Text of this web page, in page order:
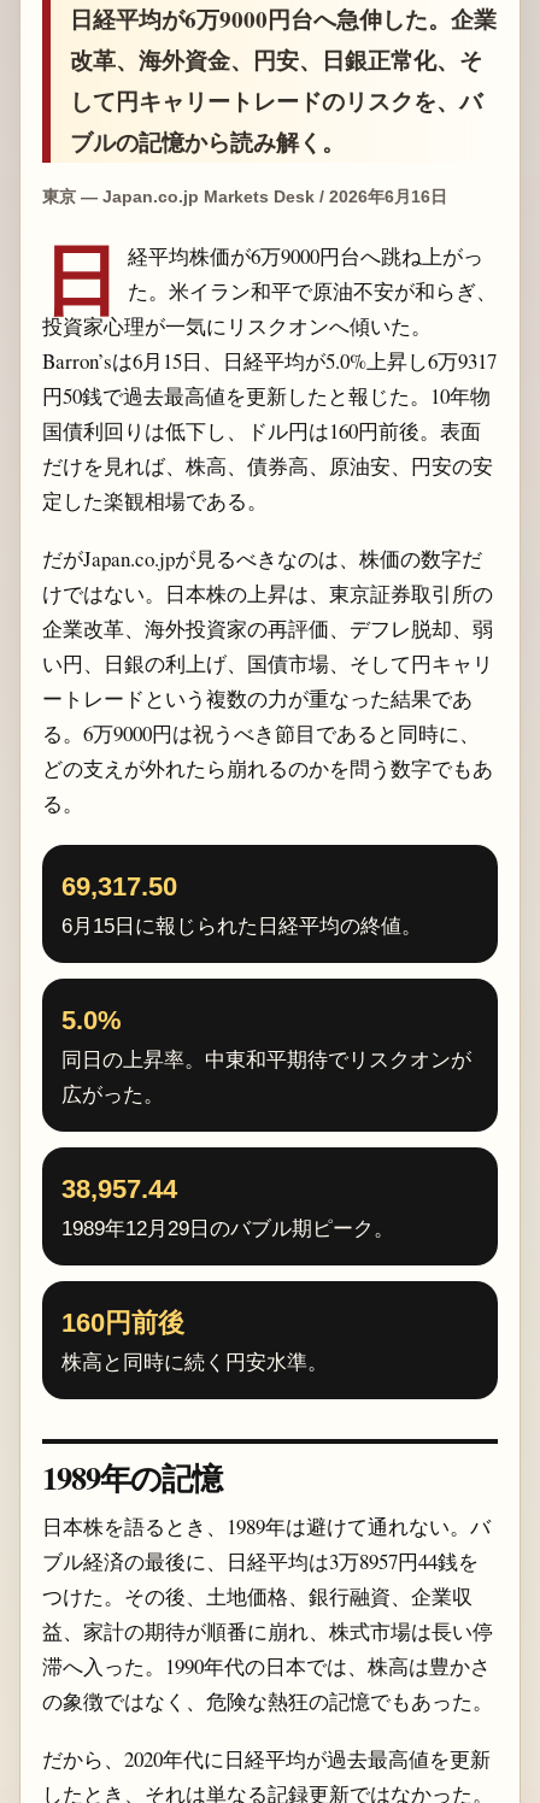
日経平均が6万9000円台へ急伸した。企業
改革、海外資金、円安、日銀正常化、そ
して円キャリートレードのリスクを、バ
ブルの記憶から読み解く。
東京 — Japan.co.jp Markets Desk / 2026年6月16日
日
経平均株価が6万9000円台へ跳ね上がっ
た。米イラン和平で原油不安が和らぎ、
投資家心理が一気にリスクオンへ傾いた。
Barron’sは6月15日、日経平均が5.0%上昇し6万9317
円50銭で過去最高値を更新したと報じた。10年物
国債利回りは低下し、ドル円は160円前後。表面
だけを見れば、株高、債券高、原油安、円安の安
定した楽観相場である。
だがJapan.co.jpが見るべきなのは、株価の数字だ
けではない。日本株の上昇は、東京証券取引所の
企業改革、海外投資家の再評価、デフレ脱却、弱
い円、日銀の利上げ、国債市場、そして円キャリ
ートレードという複数の力が重なった結果であ
る。6万9000円は祝うべき節目であると同時に、
どの支えが外れたら崩れるのかを問う数字でもあ
る。
69,317.50
6月15日に報じられた日経平均の終値。
5.0%
同日の上昇率。中東和平期待でリスクオンが
広がった。
38,957.44
1989年12月29日のバブル期ピーク。
160円前後
株高と同時に続く円安水準。
1989年の記憶
日本株を語るとき、1989年は避けて通れない。バ
ブル経済の最後に、日経平均は3万8957円44銭を
つけた。その後、土地価格、銀行融資、企業収
益、家計の期待が順番に崩れ、株式市場は長い停
滞へ入った。1990年代の日本では、株高は豊かさ
の象徴ではなく、危険な熱狂の記憶でもあった。
だから、2020年代に日経平均が過去最高値を更新
したとき、それは単なる記録更新ではなかった。